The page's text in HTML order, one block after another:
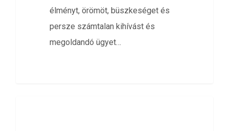
élményt, örömöt, büszkeséget és
persze számtalan kihívást és
megoldandó ügyet…